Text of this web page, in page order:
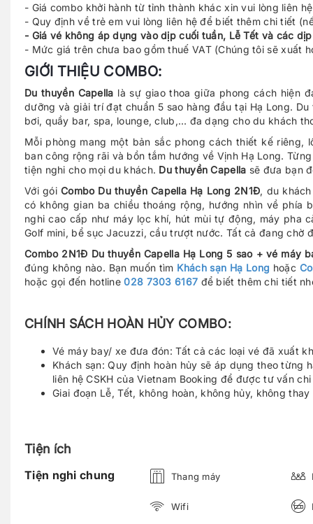
- Giá combo khởi hành từ tỉnh thành khác xin vui lòng liên
- Quy định về trẻ em vui lòng liên hệ để biết thêm chi tiết
- Giá vé không áp dụng vào dịp cuối tuần, Lễ Tết và các
- Mức giá trên chưa bao gồm thuế VAT (Chúng tôi sẽ xuất
GIỚI THIỆU COMBO:
Du thuyền Capella là sự giao thoa giữa phong cách hiện
dưỡng và giải trí đạt chuẩn 5 sao hàng đầu tại Hạ Long.
bơi, quầy bar, spa, lounge, club,… đa dạng cho du khách
Mỗi phòng mang một bản sắc phong cách thiết kế
ban công rộng rãi và bồn tắm hướng về Vịnh Hạ Long.
tiện nghi cho mọi du khách. Du thuyền Capella sẽ đưa bạn
Với gói Combo Du thuyền Capella Hạ Long 2N1Đ, du
có không gian ba chiều thoáng rộng, hướng nhìn về
nghi cao cấp như máy lọc khí, hút mùi tự động, máy pha
Golf mini, bể sục Jacuzzi, cầu trượt nước. Tất cả đang
Combo 2N1Đ Du thuyền Capella Hạ Long 5 sao + vé máy
đúng không nào. Bạn muốn tìm Khách sạn Hạ Long hoặc
hoặc gọi đến hotline028 7303 6167 để biết thêm chi tiết
CHÍNH SÁCH HOÀN HỦY COMBO:
Vé máy bay/ xe đưa đón: Tất cả các loại vé đã xuất
Khách sạn: Quy định hoàn hủy sẽ áp dụng theo
liên hệ CSKH của Vietnam Booking để được tư vấn
Giai đoạn Lễ, Tết, không hoàn, không hủy, không thay
Tiện ích
Tiện nghi chung Thang máy
Wifi